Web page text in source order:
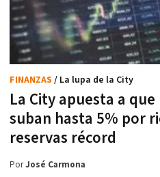
La City apuesta a
suban hasta 5% por
reservas récord
FINANZAS / La lupa de la City
PorJosé Carmona